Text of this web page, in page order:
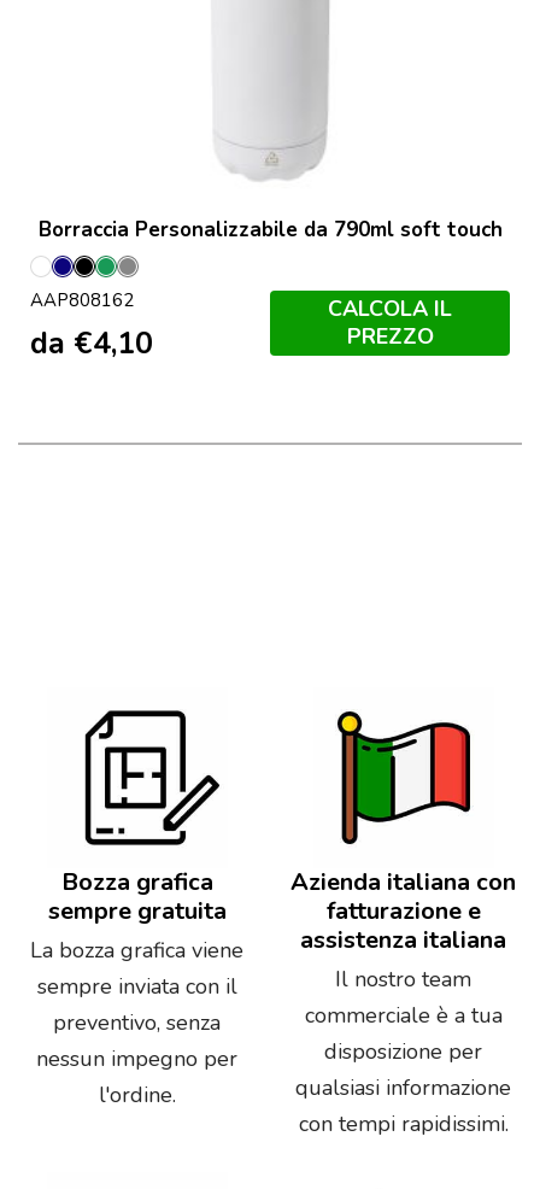
Borraccia Personalizzabile da 790ml soft touch
Bianco
Blu
Scuro
Nero
VerdeGrigio
AAP808162
da €4,10
CALCOLA IL
PREZZO
Bozza grafica
sempre gratuita
La bozza grafica viene
sempre inviata con il
preventivo, senza
nessun impegno per
l'ordine.
Azienda italiana con
fatturazione e
assistenza italiana
Il nostro team
commerciale è a tua
disposizione per
qualsiasi informazione
con tempi rapidissimi.